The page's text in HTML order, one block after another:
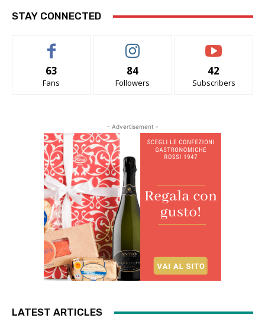
STAY CONNECTED
63
Fans
84
Followers
42
Subscribers
- Advertisement -
LATEST ARTICLES